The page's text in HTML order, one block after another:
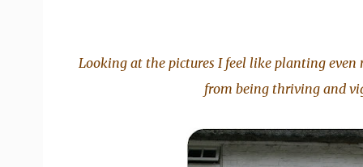
Looking at the pictures I feel like planting even
from being thriving and